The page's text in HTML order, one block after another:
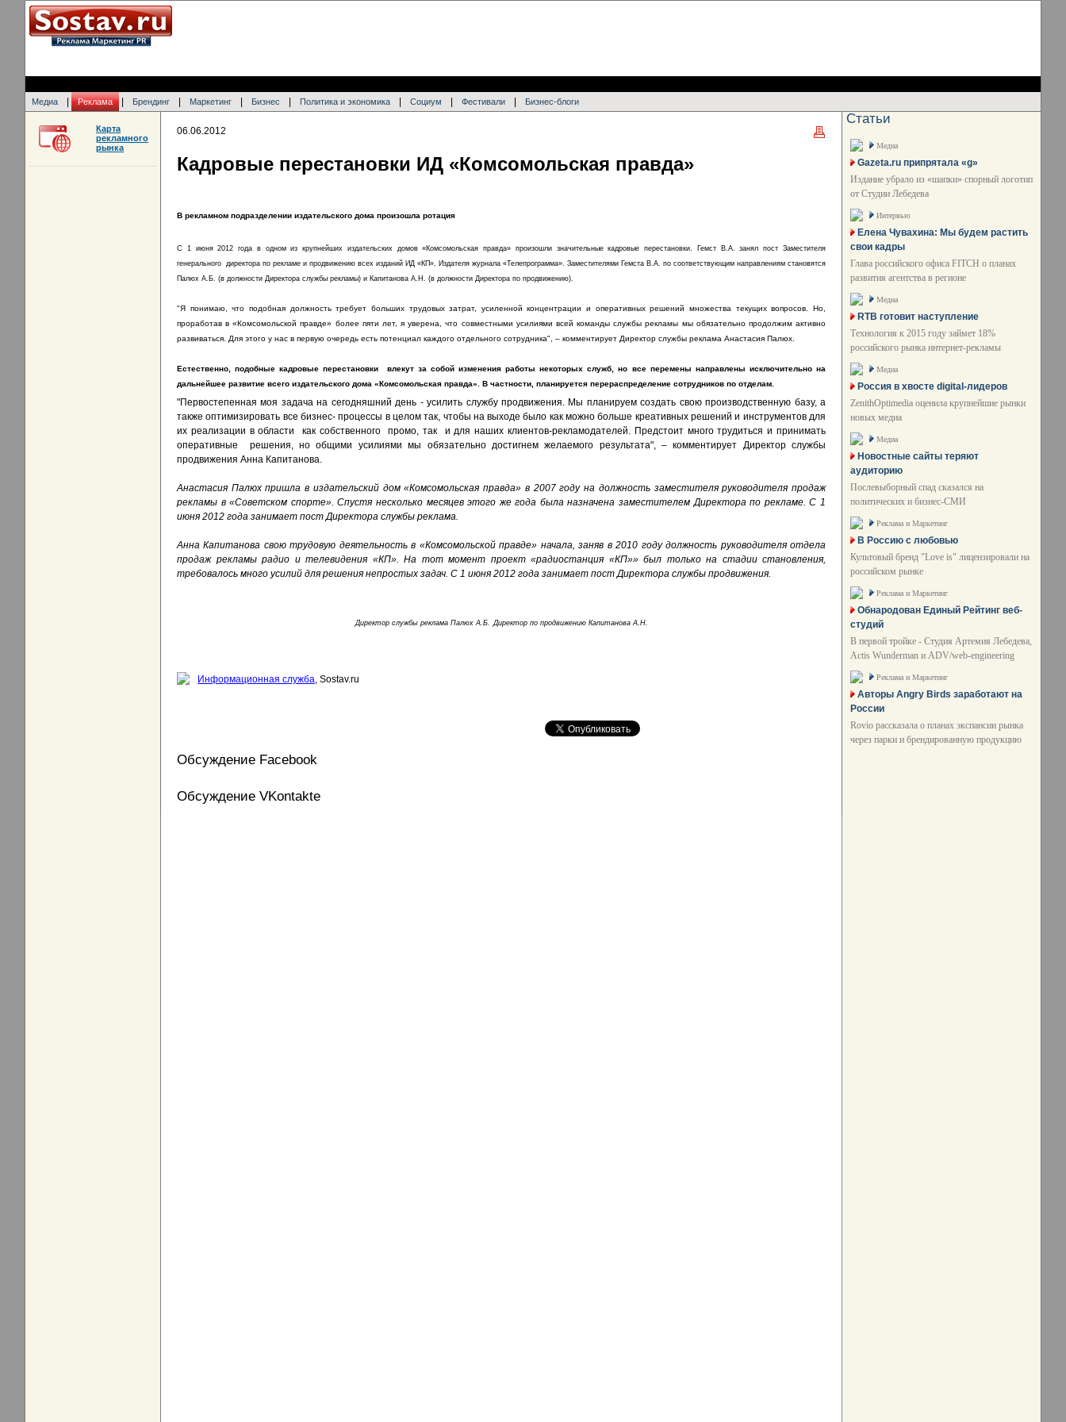
Медиа Реклама Брендинг Маркетинг Бизнес Политика и экономика Социум Фестивали Бизнес-блоги
06.06.2012
Кадровые перестановки ИД «Комсомольская правда»
В рекламном подразделении издательского дома произошла ротация
С 1 июня 2012 года в одном из крупнейших издательских домов «Комсомольская правда» произошли значительные кадровые перестановки. Гемст В.А. занял пост Заместителя
генерального директора по рекламе и продвижению всех изданий ИД «КП», Издателя журнала «Телепрограмма». Заместителями Гемста В.А. по соответствующим направлениям становятся
Палюх А.Б. (в должности Директора службы рекламы) и Капитанова А.Н. (в должности Директора по продвижению).
"Я понимаю, что подобная должность требует больших трудовых затрат, усиленной концентрации и оперативных решений множества текущих вопросов. Но,
проработав в «Комсомольской правде» более пяти лет, я уверена, что совместными усилиями всей команды службы рекламы мы обязательно продолжим активно
развиваться. Для этого у нас в первую очередь есть потенциал каждого отдельного сотрудника", – комментирует Директор службы реклама Анастасия Палюх.
Естественно, подобные кадровые перестановки влекут за собой изменения работы некоторых служб, но все перемены направлены исключительно на
дальнейшее развитие всего издательского дома «Комсомольская правда». В частности, планируется перераспределение сотрудников по отделам.
"Первостепенная моя задача на сегодняшний день - усилить службу продвижения. Мы планируем создать свою производственную базу, а
также оптимизировать все бизнес- процессы в целом так, чтобы на выходе было как можно больше креативных решений и инструментов для
их реализации в области как собственного промо, так и для наших клиентов-рекламодателей. Предстоит много трудиться и принимать
оперативные решения, но общими усилиями мы обязательно достигнем желаемого результата", – комментирует Директор службы
продвижения Анна Капитанова.
Анастасия Палюх пришла в издательский дом «Комсомольская правда» в 2007 году на должность заместителя руководителя продаж
рекламы в «Советском спорте». Спустя несколько месяцев этого же года была назначена заместителем Директора по рекламе. С 1
июня 2012 года занимает пост Директора службы реклама.
Анна Капитанова свою трудовую деятельность в «Комсомольской правде» начала, заняв в 2010 году должность руководителя отдела
продаж рекламы радио и телевидения «КП». На тот момент проект «радиостанция «КП»» был только на стадии становления,
требовалось много усилий для решения непростых задач. С 1 июня 2012 года занимает пост Директора службы продвижения.
Директор службы реклама Палюх А.Б. Директор по продвижению Капитанова А.Н.
Информационная служба, Sostav.ru
Обсуждение Facebook
Обсуждение VKontakte
Карта
рекламного
рынка
Статьи
Медиа
Gazeta.ru припрятала «g»
Издание убрало из «шапки» спорный логотип
от Студии Лебедева
Интервью
Елена Чувахина: Мы будем растить
свои кадры
Глава российского офиса FITCH о планах
развития агентства в регионе
Медиа
RTB готовит наступление
Технология к 2015 году займет 18%
российского рынка интернет-рекламы
Медиа
Россия в хвосте digital-лидеров
ZenithOptimedia оценила крупнейшие рынки
новых медиа
Медиа
Новостные сайты теряют
аудиторию
Послевыборный спад сказался на
политических и бизнес-СМИ
Реклама и Маркетинг
В Россию с любовью
Культовый бренд "Love is" лицензировали на
российском рынке
Реклама и Маркетинг
Обнародован Единый Рейтинг веб-
студий
В первой тройке - Студия Артемия Лебедева,
Actis Wunderman и ADV/web-engineering
Реклама и Маркетинг
Авторы Angry Birds заработают на
России
Rovio рассказала о планах экспансии рынка
через парки и брендированную продукцию